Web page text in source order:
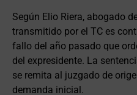
Según Elio Riera, abogado
transmitido por el TC es
fallo del año pasado que
del expresidente. La
se remita al juzgado de
demanda inicial.